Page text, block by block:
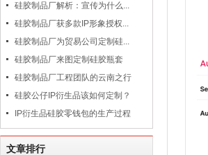
硅胶制品厂解析：宣传为什么...
硅胶制品厂获多款IP形象授权...
硅胶制品厂为贸易公司定制硅...
硅胶制品厂来图定制硅胶瓶套
硅胶制品厂工程团队的云南之行
硅胶公仔IP衍生品该如何定制？
IP衍生品硅胶零钱包的生产过程
文章排行